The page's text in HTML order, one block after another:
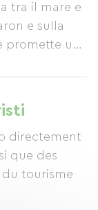
tra il mare e
e sulla
promette un
sé, scoprire
e godere
parete di
di cucina.
mentre
directement
tourisme